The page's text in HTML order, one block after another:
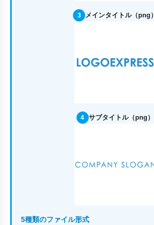
3 メインタイトル（png）
4 サブタイトル（png）
5種類のファイル形式